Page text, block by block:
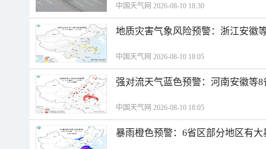
中国天气网 2026-08-10 18:30
地质灾害气象风险预警：浙江安徽
中国天气网 2026-08-10 18:05
强对流天气蓝色预警：河南安徽等
中国天气网 2026-08-10 18:05
暴雨橙色预警：6省区部分地区有